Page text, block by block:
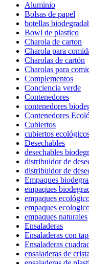
Aluminio
Bolsas de papel
botellas
Bowl de plastico
Charola de carton
Charola para
Charolas de cartón
Charolas para
Complementos
Conciencia verde
Contenedores
contenedores
Contenedores
Cubiertos
cubiertos
Desechables
desechables
distribuidor de
distribuidor de
Empaques
empaques
empaques
empaques
empaques naturales
Ensaladeras
Ensaladeras con
Ensaladeras
ensaladeras de